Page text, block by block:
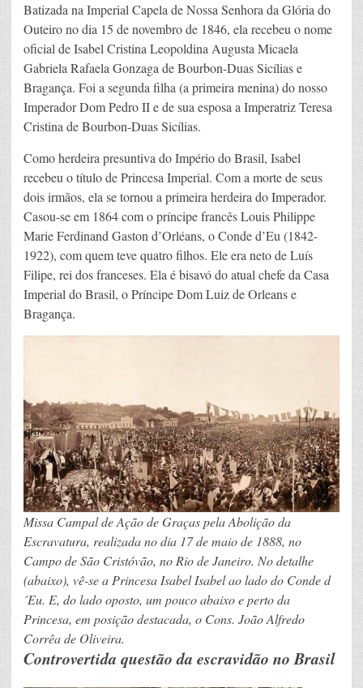
Batizada na Imperial Capela de Nossa Senhora da Glória do
Outeiro no dia 15 de novembro de 1846, ela recebeu o nome
oficial de Isabel Cristina Leopoldina Augusta Micaela
Gabriela Rafaela Gonzaga de Bourbon-Duas Sicílias e
Bragança. Foi a segunda filha (a primeira menina) do nosso
Imperador Dom Pedro II e de sua esposa a Imperatriz Teresa
Cristina de Bourbon-Duas Sicílias.
Como herdeira presuntiva do Império do Brasil, Isabel
recebeu o título de Princesa Imperial. Com a morte de seus
dois irmãos, ela se tornou a primeira herdeira do Imperador.
Casou-se em 1864 com o príncipe francês Louis Philippe
Marie Ferdinand Gaston d’Orléans, o Conde d’Eu (1842-
1922), com quem teve quatro filhos. Ele era neto de Luís
Filipe, rei dos franceses. Ela é bisavó do atual chefe da Casa
Imperial do Brasil, o Príncipe Dom Luiz de Orleans e
Bragança.
Missa Campal de Ação de Graças pela Abolição da
Escravatura, realizada no dia 17 de maio de 1888, no
Campo de São Cristóvão, no Rio de Janeiro. No detalhe
(abaixo), vê-se a Princesa Isabel Isabel ao lado do Conde d
´Eu. E, do lado oposto, um pouco abaixo e perto da
Princesa, em posição destacada, o Cons. João Alfredo
Corrêa de Oliveira.
Controvertida questão da escravidão no Brasil